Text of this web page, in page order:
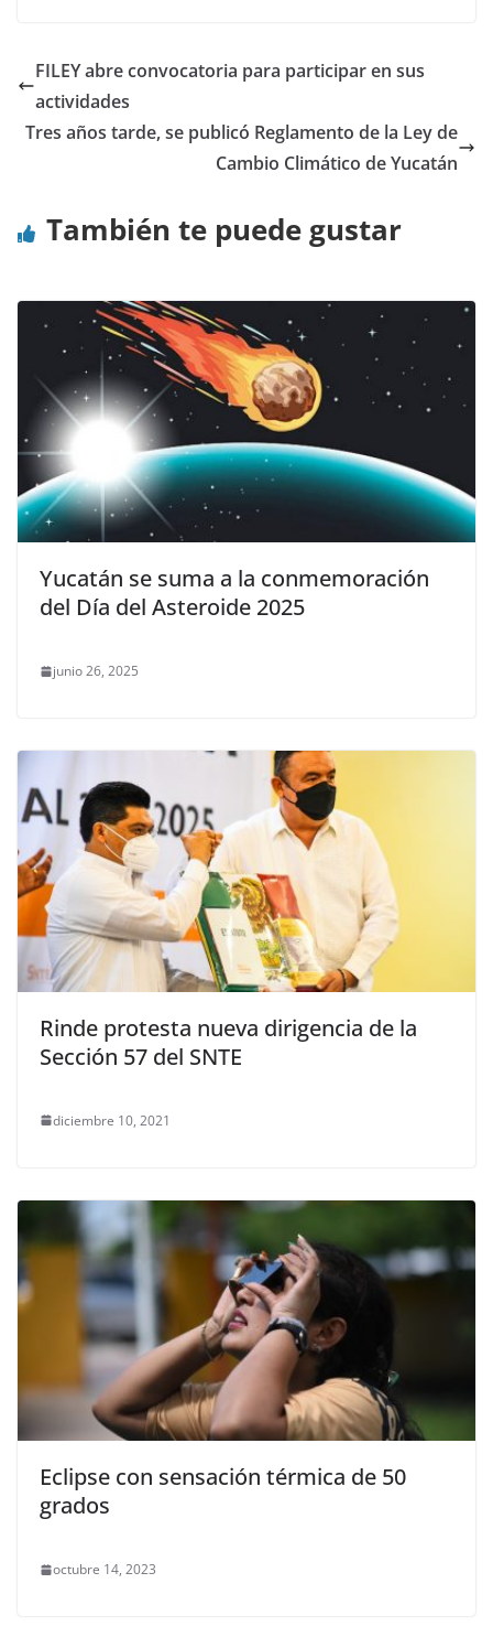
FILEY abre convocatoria para participar en sus
actividades
Tres años tarde, se publicó Reglamento de la Ley de
Cambio Climático de Yucatán
También te puede gustar
Yucatán se suma a la conmemoración
del Día del Asteroide 2025
junio 26, 2025
Rinde protesta nueva dirigencia de la
Sección 57 del SNTE
diciembre 10, 2021
Eclipse con sensación térmica de 50
grados
octubre 14, 2023